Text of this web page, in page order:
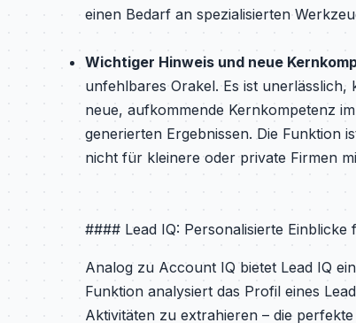
einen Bedarf an spezialisierten
Wichtiger Hinweis und neue
unfehlbares Orakel. Es ist
neue, aufkommende Kernkompetenz
generierten Ergebnissen. Die Funktion
nicht für kleinere oder private Firmen
#### Lead IQ: Personalisierte
Analog zu Account IQ bietet Lead IQ
Funktion analysiert das Profil eines
Aktivitäten zu extrahieren – die